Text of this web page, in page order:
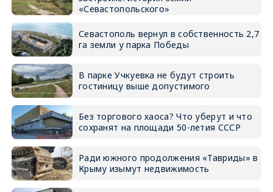
«Севастопольского»
Севастополь вернул в собственность 2,7
га земли у парка Победы
В парке Учкуевка не будут строить
гостиницу выше допустимого
Без торгового хаоса? Что уберут и что
сохранят на площади 50-летия СССР
Ради южного продолжения «Тавриды» в
Крыму изымут недвижимость